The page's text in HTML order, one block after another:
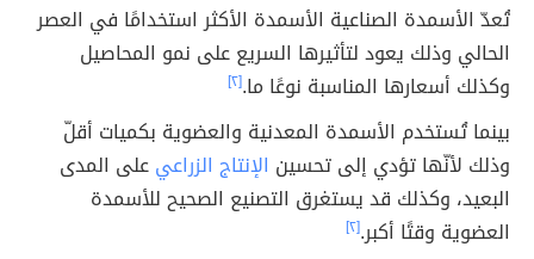
تُعدّ الأسمدة الصناعية الأسمدة الأكثر استخدامًا في العصر
الحالي وذلك يعود لتأثيرها السريع على نمو المحاصيل
وكذلك أسعارها المناسبة نوعًا ما.[٢]
بينما تُستخدم الأسمدة المعدنية والعضوية بكميات أقلّ
وذلك لأنّها تؤدي إلى تحسين الإنتاج الزراعيعلى المدى
البعيد، وكذلك قد يستغرق التصنيع الصحيح للأسمدة
العضوية وقتًا أكبر.[٢]